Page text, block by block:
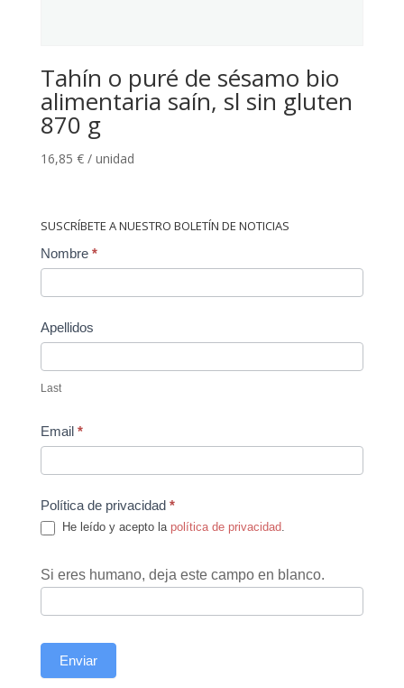
Tahín o puré de sésamo bio
alimentaria saín, sl sin gluten
870 g
16,85 € / unidad
SUSCRÍBETE A NUESTRO BOLETÍN DE NOTICIAS
Contact
Nombre *
Apellidos
Last
Email *
Política de privacidad *
He leído y acepto la política de privacidad
Si eres humano, deja este campo en blanco.
Enviar